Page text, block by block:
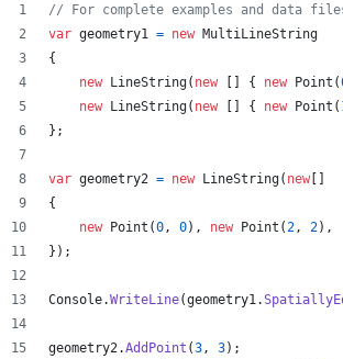
// For complete examples and data
var geometry1 = new MultiLineString
{
new
LineString( new { new Point (
new
LineString( new { new Point (
} ;
var geometry2 = new LineString( new
{
new
Point (0, 0) , new Point (2, 2) ,
} ) ;
Console.WriteLine(geometry1.
geometry2.AddPoint (3, 3) ;